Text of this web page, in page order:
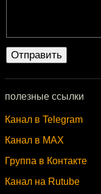
полезные ссылки
Канал в Telegram
Канал в MAX
Группа в Контакте
Канал на Rutube